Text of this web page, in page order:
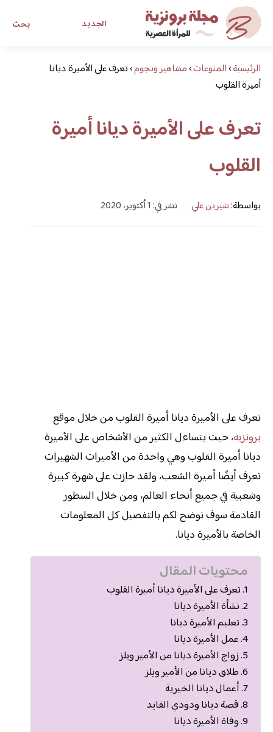
بحث الجديد
مجلة برونزية للفتاة العصرية
ابحث عن أي موضوع يهمك
الرئيسية›المنوعات›مشاهير ونجوم›تعرف على الأميرة ديانا
أميرة القلوب
تعرف على الأميرة ديانا أميرة
القلوب
بواسطة:شيرين علي نشر في: 1 أكتوبر، 2020
تعرف على الأميرة ديانا أميرة القلوب من خلال موقع
برونزية، حيث يتساءل الكثير من الأشخاص على الأميرة
ديانا أميرة القلوب وهي واحدة من الأميرات الشهيرات
تعرف أيضًا أميرة الشعب، ولقد حازت على شهرة كبيرة
وشعبية في جميع أنحاء العالم، ومن خلال السطور
القادمة سوف نوضح لكم بالتفصيل كل المعلومات
الخاصة بالأميرة ديانا.
محتويات المقال
تعرف على الأميرة ديانا أميرة القلوب
نشأة الأميرة ديانا
تعليم الأميرة ديانا
عمل الأميرة ديانا
زواج الأميرة ديانا من الأمير ويلز
طلاق ديانا من الأمير ويلز
أعمال ديانا الخيرية
قصة ديانا ودودي الفايد
وفاة الأميرة ديانا